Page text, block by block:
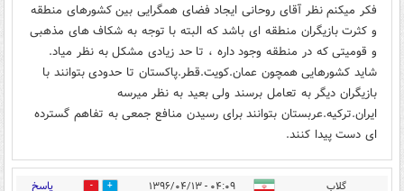
فکر میکنم نظر آقای روحانی ایجاد فضای همگرایی بین کشورهای منطقه
و کثرت بازیگران منطقه ای باشد که البته با توجه به شکاف های مذهبی
و قومیتی که در منطقه وجود داره ، تا حد زیادی مشکل به نظر میاد.
شاید کشورهایی همچون عمان.کویت.قطر.پاکستان تا حدودی بتوانند با
بازیگران دیگر به تعامل برسند ولی بعید به نظر میرسه
ایران.ترکیه.عربستان بتوانند برای رسیدن منافع جمعی به تفاهم گسترده
ای دست پیدا کنند.
گلاب ۰۴:۰۹ - ۱۳۹۶/۰۴/۱۳ 12 پاسخ